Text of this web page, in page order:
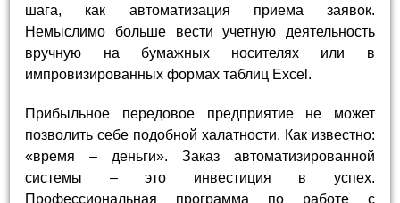
шага, как автоматизация приема заявок.
Немыслимо больше вести учетную деятельность
вручную на бумажных носителях или в
импровизированных формах таблиц Excel.
Прибыльное передовое предприятие не может
позволить себе подобной халатности. Как известно:
«время – деньги». Заказ автоматизированной
системы – это инвестиция в успех.
Профессиональная программа по работе с